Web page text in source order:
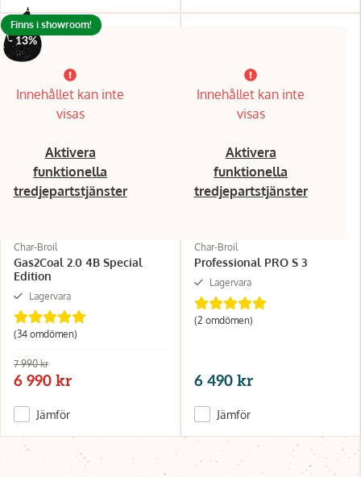
- 13%
Innehållet kan inte
visas
Aktivera
funktionella
tredjepartstjänster
Char-Broil
Gas2Coal 2.0 4B Special
Edition
Lagervara
(34 omdömen)
Finns i showroom!
7 990 kr
6 990 kr
Jämför
Innehållet kan inte
visas
Aktivera
funktionella
tredjepartstjänster
Char-Broil
Professional PRO S 3
Lagervara
(2 omdömen)
6 490 kr
Jämför